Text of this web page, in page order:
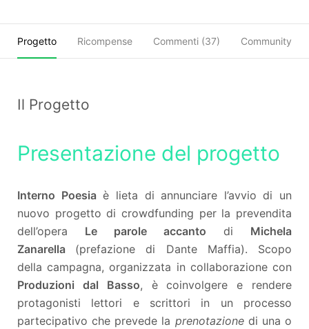
Progetto Ricompense Commenti (37) Community
Il Progetto
Presentazione del progetto
Interno Poesiaè lieta di annunciare l’avvio di un
nuovo progetto di crowdfunding per la prevendita
dell’opera Le parole accanto di Michela
Zanarella (prefazione di Dante Maffia). Scopo
della campagna, organizzata in collaborazione con
Produzioni dal Basso, è coinvolgere e rendere
protagonisti lettori e scrittori in un processo
partecipativo che prevede la prenotazionedi una o